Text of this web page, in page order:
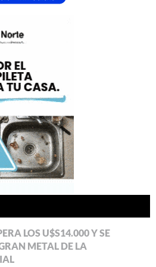
LOS U$S14.000 Y SE
METAL DE LA